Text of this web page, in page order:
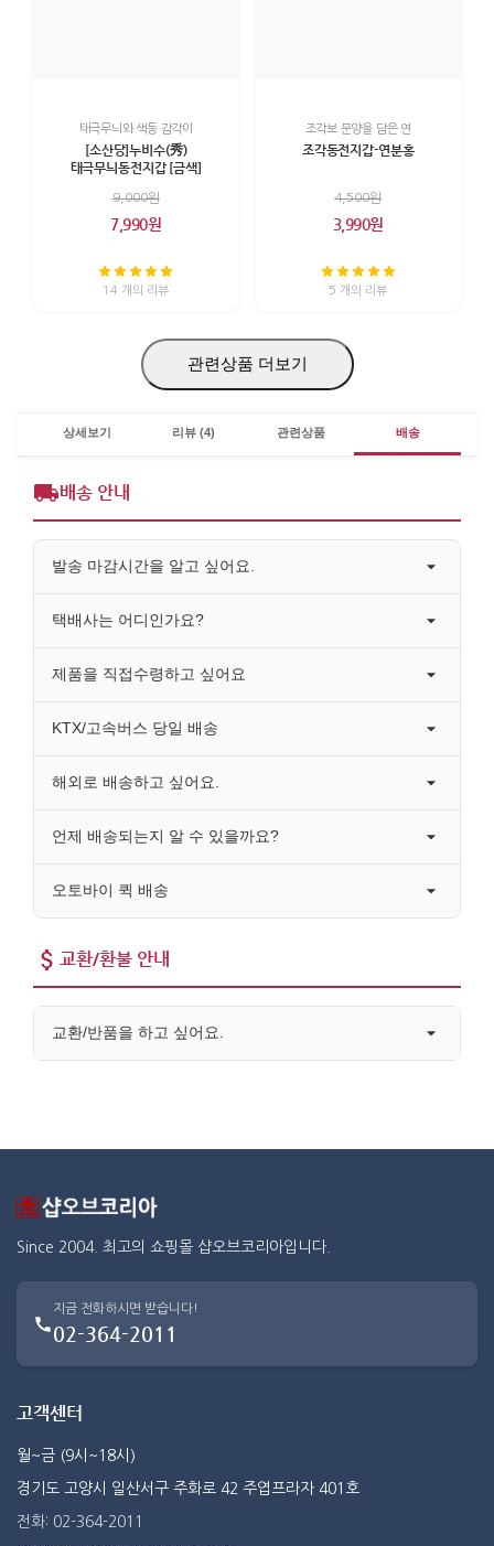
태극무늬와 색동 감각이
[소산당]누비수(秀)
태극무늬동전지갑 [금색]
9,000원
7,990원
14 개의 리뷰
조각보 문양을 담은 연
조각동전지갑-연분홍
4,500원
3,990원
5 개의 리뷰
관련상품 더보기
상세보기 리뷰 (4) 관련상품 배송
배송 안내
발송 마감시간을 알고 싶어요.
택배사는 어디인가요?
제품을 직접수령하고 싶어요
KTX/고속버스 당일 배송
해외로 배송하고 싶어요.
언제 배송되는지 알 수 있을까요?
오토바이 퀵 배송
교환/환불 안내
교환/반품을 하고 싶어요.
Since 2004. 최고의 쇼핑몰 샵오브코리아입니다.
지금 전화하시면 받습니다!
02-364-2011
고객센터
월~금 (9시~18시)
경기도 고양시 일산서구 주화로 42 주엽프라자 401호
전화: 02-364-2011